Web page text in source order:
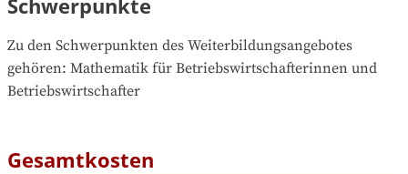
Zu den Schwerpunkten des Weiterbildungsangebotes
gehören: Mathematik für Betriebswirtschafterinnen und
Betriebswirtschafter
Gesamtkosten